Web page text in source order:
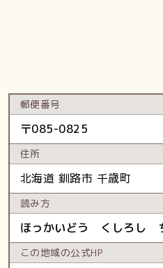
郵便番号
〒085-0825
住所
北海道 釧路市 千歳町
読み方
ほっかいどう くしろし
この地域の公式HP